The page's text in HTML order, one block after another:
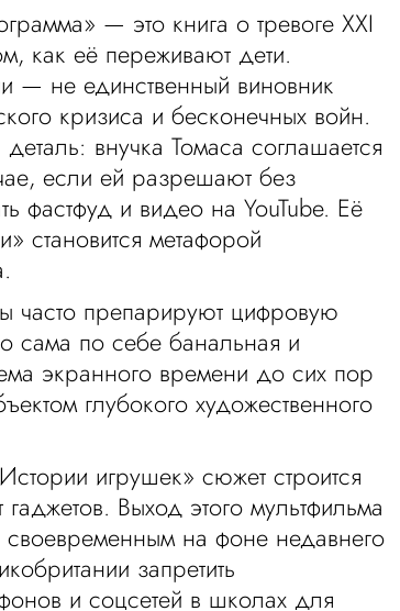
— это книга о тревоге XXI
как её переживают дети.
— не единственный виновник
кризиса и бесконечных войн.
внучка Томаса соглашается
если ей разрешают без
фастфуд и видео на YouTube. Её
становится метафорой
часто препарируют цифровую
сама по себе банальная и
экранного времени до сих пор
глубокого художественного
игрушек» сюжет строится
гаджетов. Выход этого мультфильма
своевременным на фоне недавнего
запретить
и соцсетей в школах для